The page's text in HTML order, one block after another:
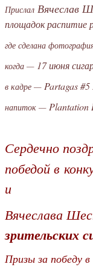
Прислал Вячеслав
площадок распитие
где сделана
когда — 17 июня
в кадре — Partagas
напиток — Plantation
Сердечно
победой в
и
Вячеслава
зрительских
Призы за победу в